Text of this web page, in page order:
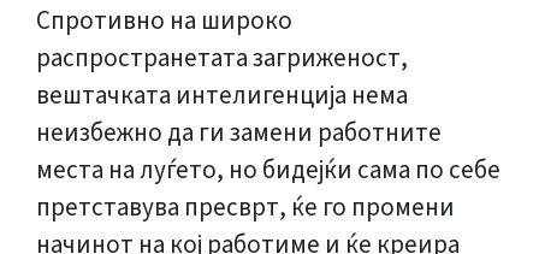
Спротивно на широко
распространетата загриженост,
вештачката интелигенција нема
неизбежно да ги замени работните
места на луѓето, но бидејќи сама по себе
претставува пресврт, ќе го промени
начинот на кој работиме и ќе креира